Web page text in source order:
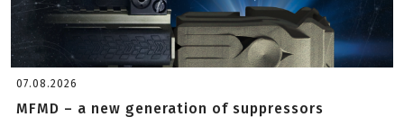
07.08.2026
MFMD – a new generation of suppressors